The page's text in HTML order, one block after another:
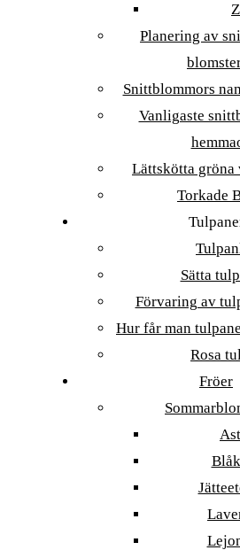
Planering av
Snittblommors
Vanligaste
Lättskötta gröna
Torkade
Sätta
Förvaring av
Hur får man
Rosa
Fröer